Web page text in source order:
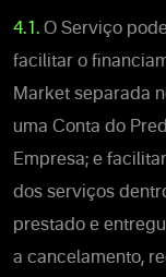
4.1. O Serviço
facilitar o
Market separada
uma Conta do
Empresa; e
dos serviços
prestado e
a cancelamento,